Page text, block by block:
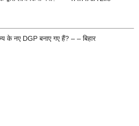
के नए DGP बनाए गए हैं? – – बिहार